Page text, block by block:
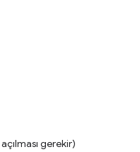
gerekir)